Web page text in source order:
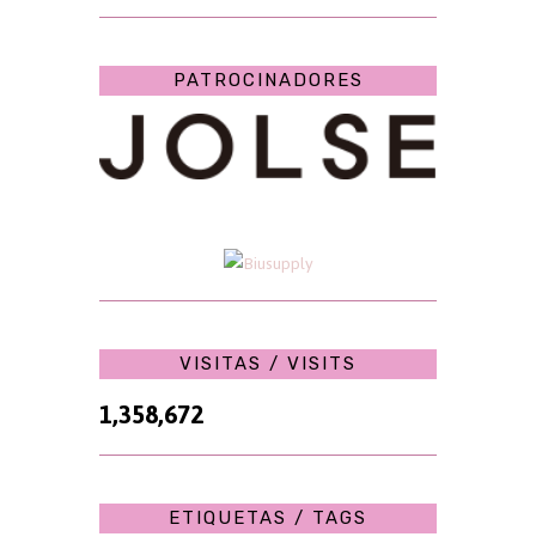
PATROCINADORES
VISITAS / VISITS
1,358,672
ETIQUETAS / TAGS